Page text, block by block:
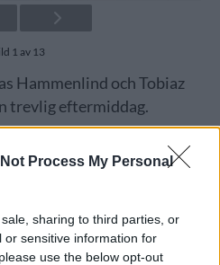
Not Process My Personal
sharing to third parties, or
or sensitive information for
use the below opt-out
1 av 13
Hammenlind och Tobiaz
trevlig eftermiddag.